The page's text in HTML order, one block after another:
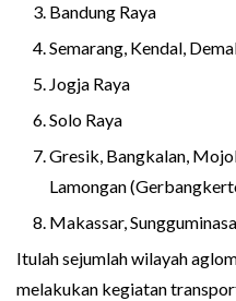
Bandung Raya
Semarang, Kendal,
Jogja Raya
Solo Raya
Gresik, Bangkalan,
Lamongan
Makassar,
Itulah sejumlah wilayah
melakukan kegiatan